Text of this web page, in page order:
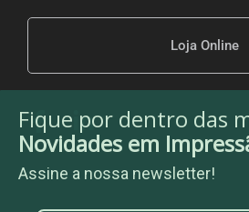
Fique por dentro das
Novidades em
Assine a nossa newsletter!
Loja Online